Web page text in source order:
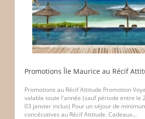
Promotions Île Maurice au Récif
Promotions au Récif Attitude Promotion
valable toute l'année (sauf période entre le
03 janvier inclus) Pour un séjour de
concécutives au Récif Attitude. Cadeaux...